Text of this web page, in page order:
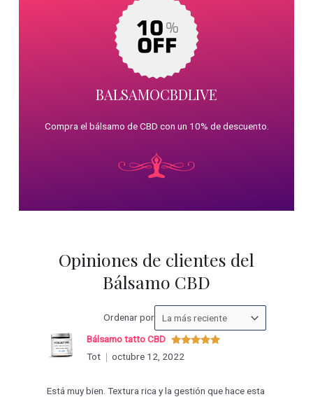
BALSAMOCBDLIVE
Compra el bálsamo de CBD con un 10% de descuento.
Opiniones de clientes del
Bálsamo CBD
Ordenar porOrdenar
las
Valorado
con
Bálsamo tatto CBD
Tot
octubre 12, 2022
Está muy bien. Textura rica y la gestión que hace esta